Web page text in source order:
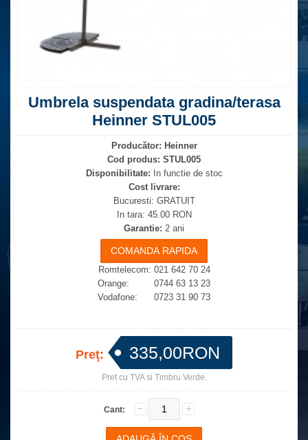
Umbrela suspendata gradina/terasa
Heinner STUL005
Producător: Heinner
Cod produs: STUL005
Disponibilitate: In functie de stoc
Cost livrare:
Bucuresti: GRATUIT
In tara: 45.00 RON
Garantie: 2 ani
Romtelecom: 021 642 70 24
Orange: 0744 63 13 23
Vodafone: 0723 31 90 73
Preţ: 335,00RON
Pret cu TVA si Timbru Verde.
Cant: